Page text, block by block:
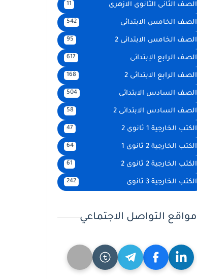
الصف الثانى الثانوى الازهرى 11
الصف الخامس الابتدائى 542
الصف الخامس الابتدائى 2 95
الصف الرابع الإبتدائى 617
الصف الرابع الابتدائى 2 168
الصف السادس الابتدائى 504
الصف السادس الابتدائى 2 58
الكتب الخارجية 1 ثانوى 2 47
الكتب الخارجية 2 ثانوى 1 64
الكتب الخارجية 2 ثانوى 2 61
الكتب الخارجية 3 ثانوى 242
مواقع التواصل الاجتماعي